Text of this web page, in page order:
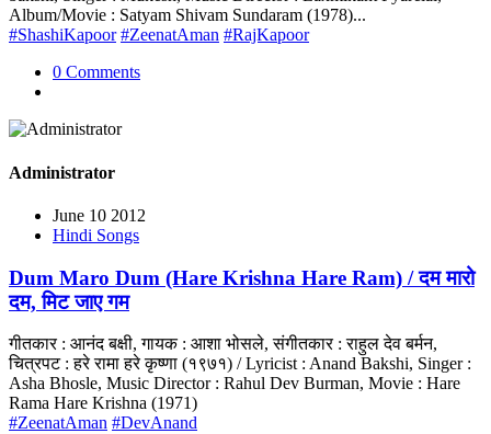
Album/Movie : Satyam Shivam Sundaram (1978)...
#ShashiKapoor #ZeenatAman #RajKapoor
0 Comments
Administrator
June 10 2012
Hindi Songs
Dum Maro Dum (Hare Krishna Hare Ram) / दम मारो
दम, मिट जाए गम
गीतकार : आनंद बक्षी, गायक : आशा भोसले, संगीतकार : राहुल देव बर्मन,
चित्रपट : हरे रामा हरे कृष्णा (१९७१) / Lyricist : Anand Bakshi, Singer :
Asha Bhosle, Music Director : Rahul Dev Burman, Movie : Hare
Rama Hare Krishna (1971)
#ZeenatAman #DevAnand